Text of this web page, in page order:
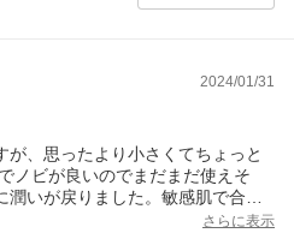
2024/01/31
、思ったより小さくてちょっと
ノビが良いのでまだまだ使えそ
いが戻りました。敏感肌で合わ
られるお品を見つけられて良かっ
さらに表示